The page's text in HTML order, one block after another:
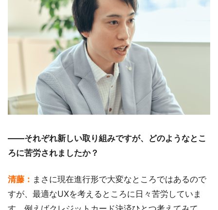
――それぞれ新しい取り組みですが、どのようなとこ
ろに苦労されましたか？
清藤： まさに現在進行形で大変なところではあるので
すが、最適なUXを考えるところに日々苦労していま